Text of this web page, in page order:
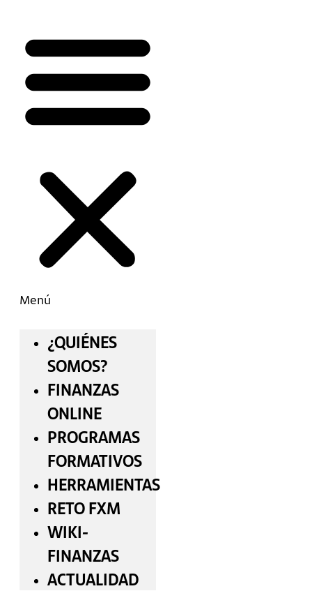
Menú
¿QUIÉNES
SOMOS?
FINANZAS
ONLINE
PROGRAMAS
FORMATIVOS
HERRAMIENTAS
RETO FXM
WIKI-
FINANZAS
ACTUALIDAD